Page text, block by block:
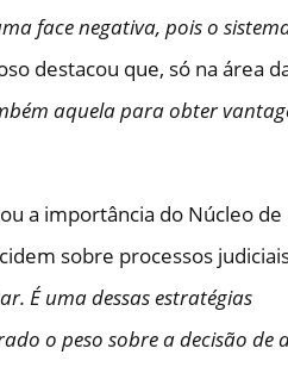
face negativa, pois o
destacou que, só na área
aquela para obter
a importância do Núcleo de
sobre processos
É uma dessas estratégias
o peso sobre a decisão de